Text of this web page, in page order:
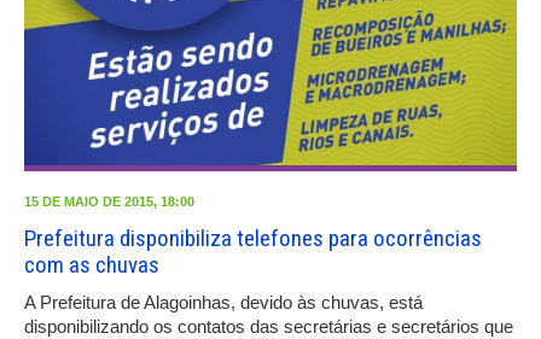
15 DE MAIO DE 2015, 18:00
Prefeitura disponibiliza telefones para ocorrências
com as chuvas
A Prefeitura de Alagoinhas, devido às chuvas, está
disponibilizando os contatos das secretárias e secretários que